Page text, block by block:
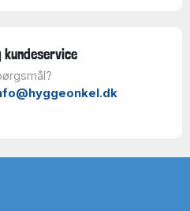
kundeservice